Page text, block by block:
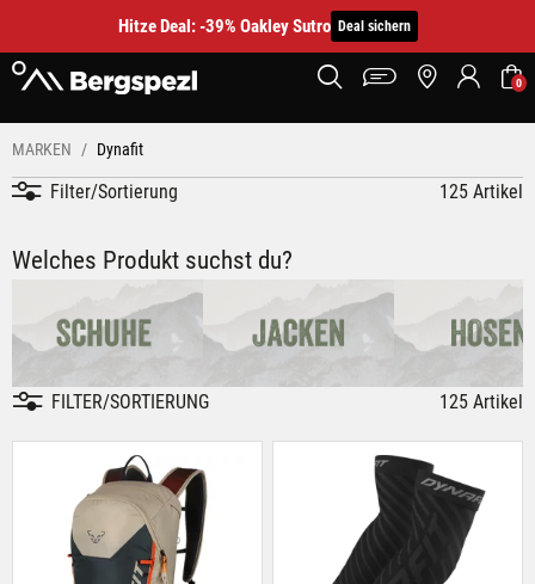
Hitze Deal: -39% Oakley Sutro Deal sichern
0
MARKEN Dynafit
Filter/Sortierung 125 Artikel
Welches Produkt suchst du?
FILTER/SORTIERUNG 125 Artikel